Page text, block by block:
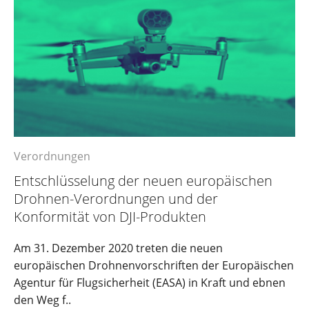
Verordnungen
Entschlüsselung der neuen europäischen
Drohnen-Verordnungen und der
Konformität von DJI-Produkten
Am 31. Dezember 2020 treten die neuen
europäischen Drohnenvorschriften der Europäischen
Agentur für Flugsicherheit (EASA) in Kraft und ebnen
den Weg f..